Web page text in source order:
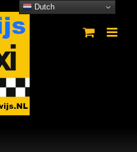
Dutch